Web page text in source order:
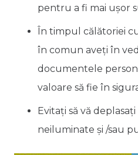
pentru a fi mai uşor
În timpul călătoriei
în comun aveţi în
documentele
valoare să fie în
Evitaţi să vă
neiluminate şi /sau